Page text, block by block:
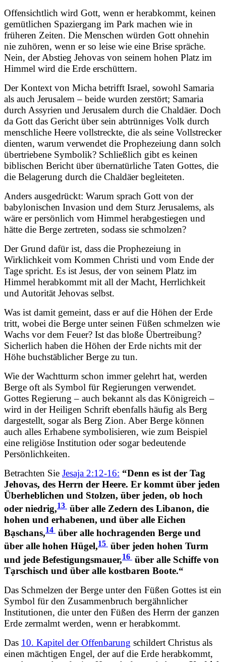
Offensichtlich wird Gott, wenn er herabkommt, keinen
gemütlichen Spaziergang im Park machen wie in
früheren Zeiten. Die Menschen würden Gott ohnehin
nie zuhören, wenn er so leise wie eine Brise spräche.
Nein, der Abstieg Jehovas von seinem hohen Platz im
Himmel wird die Erde erschüttern.
Der Kontext von Micha betrifft Israel, sowohl Samaria
als auch Jerusalem – beide wurden zerstört; Samaria
durch Assyrien und Jerusalem durch die Chaldäer. Doch
da Gott das Gericht über sein abtrünniges Volk durch
menschliche Heere vollstreckte, die als seine Vollstrecker
dienten, warum verwendet die Prophezeiung dann solch
übertriebene Symbolik? Schließlich gibt es keinen
biblischen Bericht über übernatürliche Taten Gottes, die
die Belagerung durch die Chaldäer begleiteten.
Anders ausgedrückt: Warum sprach Gott von der
babylonischen Invasion und dem Sturz Jerusalems, als
wäre er persönlich vom Himmel herabgestiegen und
hätte die Berge zertreten, sodass sie schmolzen?
Der Grund dafür ist, dass die Prophezeiung in
Wirklichkeit vom Kommen Christi und vom Ende der
Tage spricht. Es ist Jesus, der von seinem Platz im
Himmel herabkommt mit all der Macht, Herrlichkeit
und Autorität Jehovas selbst.
Was ist damit gemeint, dass er auf die Höhen der Erde
tritt, wobei die Berge unter seinen Füßen schmelzen wie
Wachs vor dem Feuer? Ist das bloße Übertreibung?
Sicherlich haben die Höhen der Erde nichts mit der
Höhe buchstäblicher Berge zu tun.
Wie der Wachtturm schon immer gelehrt hat, werden
Berge oft als Symbol für Regierungen verwendet.
Gottes Regierung – auch bekannt als das Königreich –
wird in der Heiligen Schrift ebenfalls häufig als Berg
dargestellt, sogar als Berg Zion. Aber Berge können
auch alles Erhabene symbolisieren, wie zum Beispiel
eine religiöse Institution oder sogar bedeutende
Persönlichkeiten.
Betrachten Sie Jesaja 2:12-16: “Denn es ist der Tag
Jehovas, des Herrn der Heere. Er kommt über jeden
Überheblichen und Stolzen, über jeden, ob hoch
oder niedrig,13 über alle Zedern des Libanon, die
hohen und erhabenen, und über alle Eichen
Bạschans,14 über alle hochragenden Berge und
über alle hohen Hügel,15 über jeden hohen Turm
und jede Befestigungsmauer,16 über alle Schiffe von
Tạrschisch und über alle kostbaren Boote.“
Das Schmelzen der Berge unter den Füßen Gottes ist ein
Symbol für den Zusammenbruch bergähnlicher
Institutionen, die unter den Füßen des Herrn der ganzen
Erde zermalmt werden, wenn er herabkommt.
Das 10. Kapitel der Offenbarung schildert Christus als
einen mächtigen Engel, der auf die Erde herabkommt,